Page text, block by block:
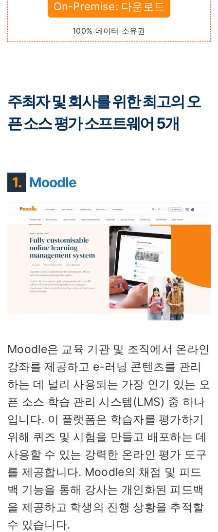
On-Premise: 다운로드
100% 데이터 소유권
주최자 및 회사를 위한 최고의 오
픈 소스 평가 소프트웨어 5개
1. Moodle
Moodle은 교육 기관 및 조직에서 온라인
강좌를 제공하고 e-러닝 콘텐츠를 관리
하는 데 널리 사용되는 가장 인기 있는 오
픈 소스 학습 관리 시스템(LMS) 중 하나
입니다. 이 플랫폼은 학습자를 평가하기
위해 퀴즈 및 시험을 만들고 배포하는 데
사용할 수 있는 강력한 온라인 평가 도구
를 제공합니다. Moodle의 채점 및 피드
백 기능을 통해 강사는 개인화된 피드백
을 제공하고 학생의 진행 상황을 추적할
수 있습니다.